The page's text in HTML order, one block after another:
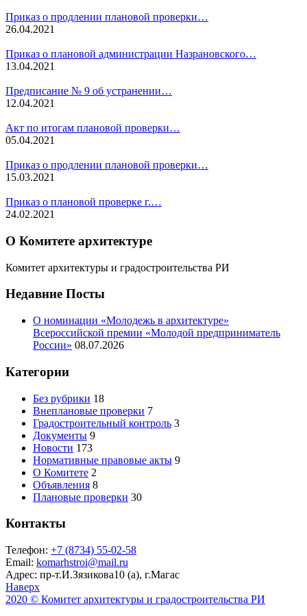
Приказ о продлении плановой проверки…
26.04.2021
Приказ о плановой администрации Назрановского…
13.04.2021
Предписание № 9 об устранении…
12.04.2021
Акт по итогам плановой проверки…
05.04.2021
Приказ о продлении плановой проверки…
15.03.2021
Приказ о плановой проверке г.…
24.02.2021
О Комитете архитектуре
Комитет архитектуры и градостроительства РИ
Недавние Посты
О номинации «Молодежь в архитектуре»
Всероссийской премии «Молодой предприниматель
России» 08.07.2026
Категории
Без рубрики 18
Внеплановые проверки 7
Градостроительный контроль 3
Документы 9
Новости 173
Нормативные правовые акты 9
О Комитете 2
Объявления 8
Плановые проверки 30
Контакты
Телефон: +7 (8734) 55-02-58
Email: komarhstroi@mail.ru
Адрес: пр-т.И.Зязикова10 (а), г.Магас
Наверх
2020 © Комитет архитектуры и градостроительства РИ